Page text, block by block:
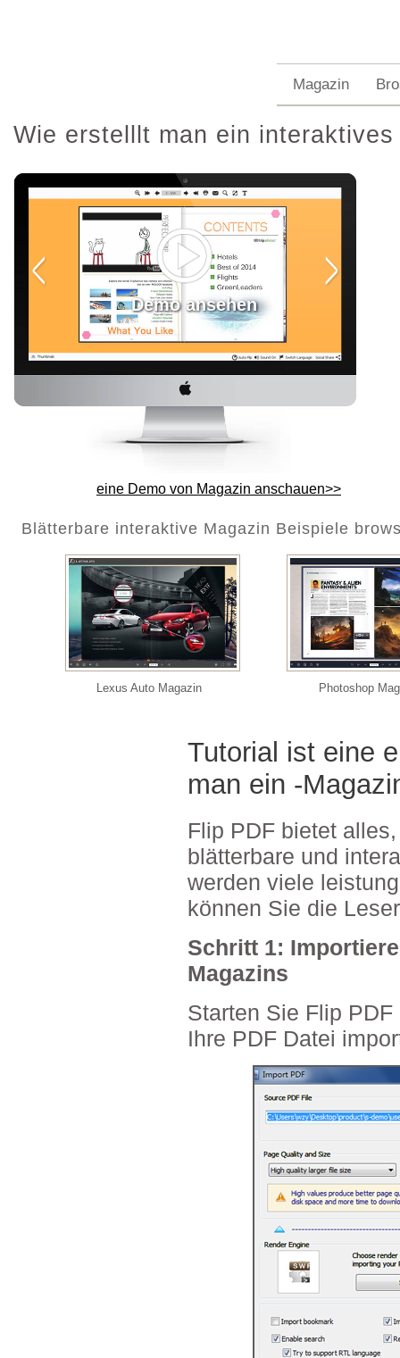
Magazin
Wie erstelllt man ein interaktives
Demo ansehen
eine Demo von Magazin anschauen>>
Blätterbare interaktive Magazin Beispiele
Lexus Auto Magazin Photoshop
Tutorial ist eine
man ein -
Flip PDF bietet
blätterbare und
werden viele
können Sie die
Schritt 1:
Magazins
Starten Sie Flip
Ihre PDF Datei